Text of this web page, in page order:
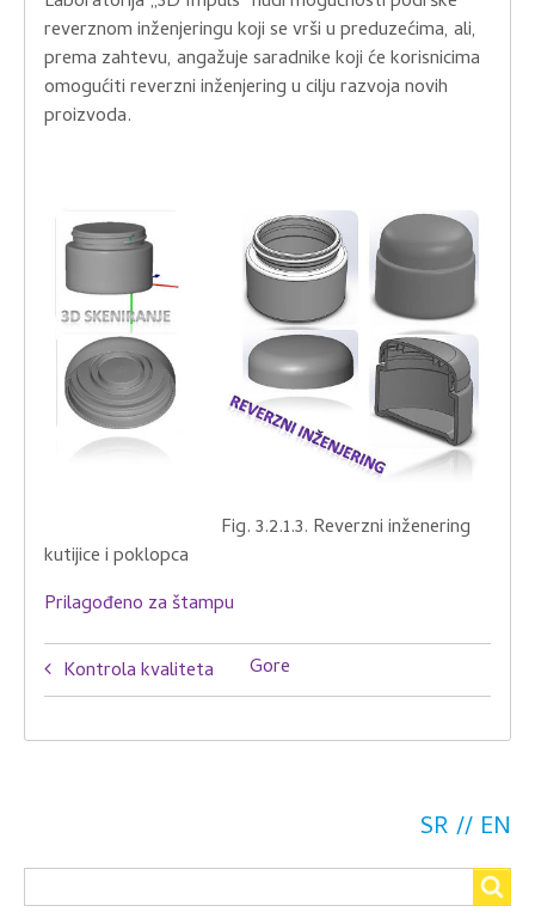
reverznom inženjeringu koji se vrši u preduzećima, ali,
prema zahtevu, angažuje saradnike koji će korisnicima
omogućiti reverzni inženjering u cilju razvoja novih
proizvoda.
Fig. 3.2.1.3. Reverzni inženering
kutijice i poklopca
Prilagođeno za štampu
Book
traversal
links
inženjering
Kontrola kvaliteta Gore
SR EN
Search